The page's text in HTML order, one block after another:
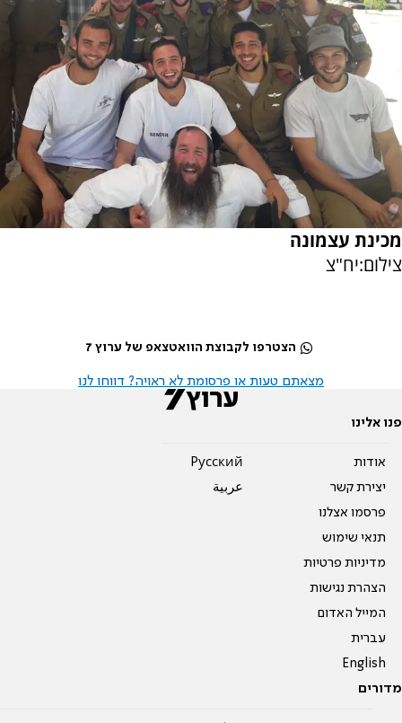
מכינת עצמונה
צילום:יח"צ
הצטרפו לקבוצת הוואטצאפ של ערוץ 7
מצאתם טעות או פרסומת לא ראויה? דווחו לנו
פנו אלינו
אודות
יצירת קשר
פרסמו אצלנו
תנאי שימוש
מדיניות פרטיות
הצהרת נגישות
המייל האדום
עברית
English
Pусский
عربية
מדורים